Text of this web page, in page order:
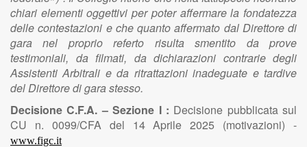
chiari elementi oggettivi per poter affermare la fondatezza
delle contestazioni e che quanto affermato dal Direttore di
gara nel proprio referto risulta smentito da prove
testimoniali, da filmati, da dichiarazioni contrarie degli
Assistenti Arbitrali e da ritrattazioni inadeguate e tardive
del Direttore di gara stesso.
Decisione C.F.A. – Sezione I : Decisione pubblicata sul
CU n. 0099/CFA del 14 Aprile 2025 (motivazioni) -
www.figc.it